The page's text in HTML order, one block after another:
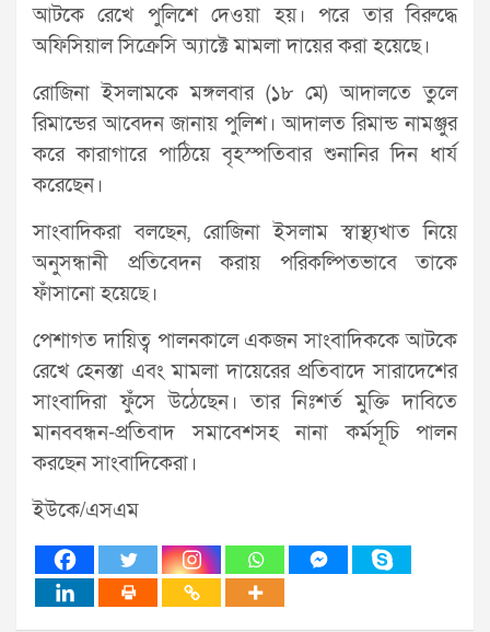
আটকে রেখে পুলিশে দেওয়া হয়। পরে তার বিরুদ্ধে
অফিসিয়াল সিক্রেসি অ্যাক্টে মামলা দায়ের করা হয়েছে।
রোজিনা ইসলামকে মঙ্গলবার (১৮ মে) আদালতে তুলে
রিমান্ডের আবেদন জানায় পুলিশ। আদালত রিমান্ড নামঞ্জুর
করে কারাগারে পাঠিয়ে বৃহস্পতিবার শুনানির দিন ধার্য
করেছেন।
সাংবাদিকরা বলছেন, রোজিনা ইসলাম স্বাস্থ্যখাত নিয়ে
অনুসন্ধানী প্রতিবেদন করায় পরিকল্পিতভাবে তাকে
ফাঁসানো হয়েছে।
পেশাগত দায়িত্ব পালনকালে একজন সাংবাদিককে আটকে
রেখে হেনস্তা এবং মামলা দায়েরের প্রতিবাদে সারাদেশের
সাংবাদিরা ফুঁসে উঠেছেন। তার নিঃশর্ত মুক্তি দাবিতে
মানববন্ধন-প্রতিবাদ সমাবেশসহ নানা কর্মসূচি পালন
করছেন সাংবাদিকেরা।
ইউকে/এসএম